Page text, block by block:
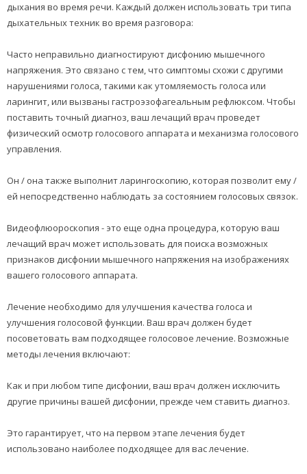
дыхания во время речи. Каждый должен использовать три типа
дыхательных техник во время разговора:
Часто неправильно диагностируют дисфонию мышечного
напряжения. Это связано с тем, что симптомы схожи с другими
нарушениями голоса, такими как утомляемость голоса или
ларингит, или вызваны гастроэзофагеальным рефлюксом. Чтобы
поставить точный диагноз, ваш лечащий врач проведет
физический осмотр голосового аппарата и механизма голосового
управления.
Он / она также выполнит ларингоскопию, которая позволит ему /
ей непосредственно наблюдать за состоянием голосовых связок.
Видеофлюороскопия - это еще одна процедура, которую ваш
лечащий врач может использовать для поиска возможных
признаков дисфонии мышечного напряжения на изображениях
вашего голосового аппарата.
Лечение необходимо для улучшения качества голоса и
улучшения голосовой функции. Ваш врач должен будет
посоветовать вам подходящее голосовое лечение. Возможные
методы лечения включают:
Как и при любом типе дисфонии, ваш врач должен исключить
другие причины вашей дисфонии, прежде чем ставить диагноз.
Это гарантирует, что на первом этапе лечения будет
использовано наиболее подходящее для вас лечение.